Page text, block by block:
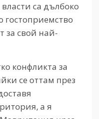
са дълбоко
гостоприемство
за свой най-
конфликта за
се оттам през
а я